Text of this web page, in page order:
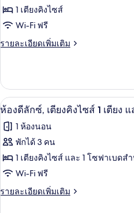
และ
เบด
คิง
ไซส์
เตียง
ของ
ห้อง
ดี
ซ์,
เตียง
คิง
ไซส์
1
เตียง
1 เตียงคิงไซส์
Wi-Fi ฟรี
รายละเอียดเพิ่มเติม
ราย
เกี่ยว
กับ
ห้อง
ลัก
ซ์,
คิง
ไซส์
เตียง
เปิด
ภาพถ่าย
ทั้งหมด
ของ
ห้อง
ดี
10
ห้องดีลักซ์, เตียงคิงไซส์ 1 เตียง
1 ห้องนอน
พักได้ 3 คน
1 เตียงคิงไซส์ และ 1 โซฟาเบดส
Wi-Fi ฟรี
รายละเอียดเพิ่มเติม
ราย